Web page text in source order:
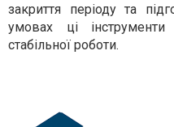
закриття періоду та
умовах ці
стабільної роботи.